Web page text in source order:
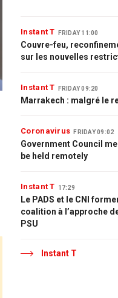
Instant T FRIDAY 11:00
Couvre-feu,
sur les nouvelles
Instant T FRIDAY 09:20
Marrakech : malgré le
Coronavirus FRIDAY 09:02
Government Council
be held remotely
Instant T 17:29
Le PADS et le CNI
coalition à l’approche
PSU
Instant T